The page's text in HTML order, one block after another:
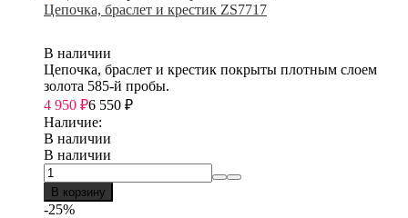
Цепочка, браслет и крестик ZS7717
В наличии
Цепочка, браслет и крестик покрыты плотным слоем
золота 585-й пробы.
4 950 ₽6 550 ₽
Наличие:
В наличии
В наличии
В корзину
-25%